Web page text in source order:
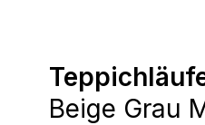
Beige Grau